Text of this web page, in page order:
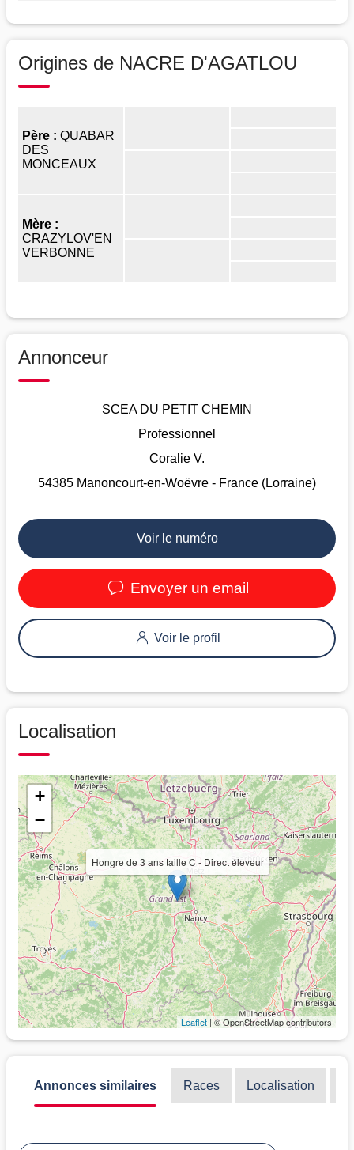
Origines de NACRE D'AGATLOU
Père : QUABAR
DES
MONCEAUX
Mère :
CRAZYLOV'EN
VERBONNE
Annonceur
SCEA DU PETIT CHEMIN
Professionnel
Coralie V.
54385 Manoncourt-en-Woëvre - France (Lorraine)
Voir le numéro
Envoyer un email
Voir le profil
Localisation
Hongre de 3 ans taille C - Direct éleveur
+
−
Leaflet | © OpenStreetMap contributors
Annonces similaires Races Localisation